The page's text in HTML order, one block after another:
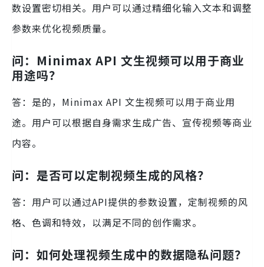
数设置密切相关。用户可以通过精细化输入文本和调整
参数来优化视频质量。
问：Minimax API 文生视频可以用于商业
用途吗？
答：是的，Minimax API 文生视频可以用于商业用
途。用户可以根据自身需求生成广告、宣传视频等商业
内容。
问：是否可以定制视频生成的风格？
答：用户可以通过API提供的参数设置，定制视频的风
格、色调和特效，以满足不同的创作需求。
问：如何处理视频生成中的数据隐私问题？